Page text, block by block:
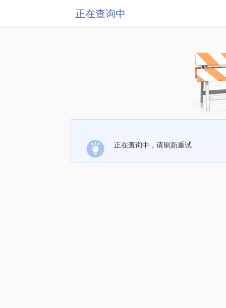
正在查询中
正在查询中，请刷新重试